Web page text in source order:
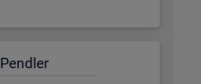
Pend­ler